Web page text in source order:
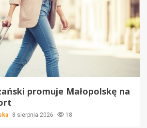
promuje Małopolskę na
8 sierpnia 2026 18